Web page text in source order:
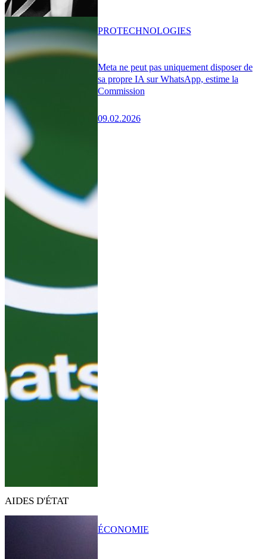
Meta ne peut pas uniquement disposer de
sa propre IA sur WhatsApp, estime la
Commission
09.02.2026
PROTECHNOLOGIES
AIDES D'ÉTAT
ÉCONOMIE